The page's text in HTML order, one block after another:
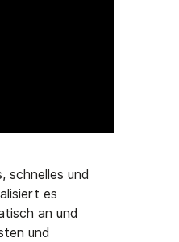
schnelles und
es
an und
und